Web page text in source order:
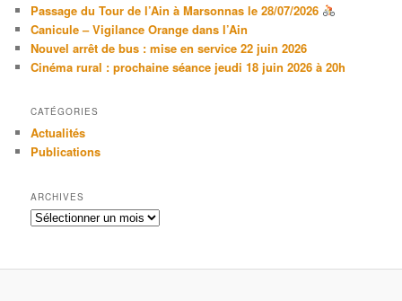
Passage du Tour de l’Ain à Marsonnas le 28/07/2026
Canicule – Vigilance Orange dans l’Ain
Nouvel arrêt de bus : mise en service 22 juin 2026
Cinéma rural : prochaine séance jeudi 18 juin 2026 à 20h
CATÉGORIES
Actualités
Publications
ARCHIVES
Archives